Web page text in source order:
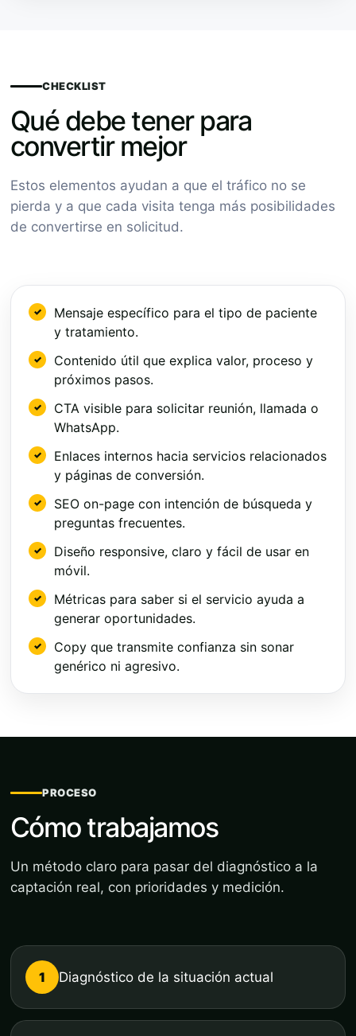
CHECKLIST
Qué debe tener para
convertir mejor
Estos elementos ayudan a que el tráfico no se
pierda y a que cada visita tenga más posibilidades
de convertirse en solicitud.
Mensaje específico para el tipo de paciente
y tratamiento.
Contenido útil que explica valor, proceso y
próximos pasos.
CTA visible para solicitar reunión, llamada o
WhatsApp.
Enlaces internos hacia servicios relacionados
y páginas de conversión.
SEO on-page con intención de búsqueda y
preguntas frecuentes.
Diseño responsive, claro y fácil de usar en
móvil.
Métricas para saber si el servicio ayuda a
generar oportunidades.
Copy que transmite confianza sin sonar
genérico ni agresivo.
PROCESO
Cómo trabajamos
Un método claro para pasar del diagnóstico a la
captación real, con prioridades y medición.
1 Diagnóstico de la situación actual